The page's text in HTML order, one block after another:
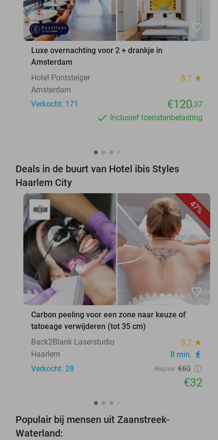
favorite_border
Luxe overnachting voor 2 + drankje in
Amsterdam
Hotel Pontsteiger
8.7 star
Amsterdam
Verkocht: 171
€120,37
Inclusief toeristenbelasting
Deals in de buurt van Hotel ibis Styles
Haarlem City
47%
favorite_border
Carbon peeling voor een zone naar keuze of
tatoeage verwijderen (tot 35 cm)
Back2Blank Laserstudio
9.7 star
Haarlem 8 min. directions_walk
Verkocht: 28 Regulier €60
€32
Populair bij mensen uit Zaanstreek-
Waterland: